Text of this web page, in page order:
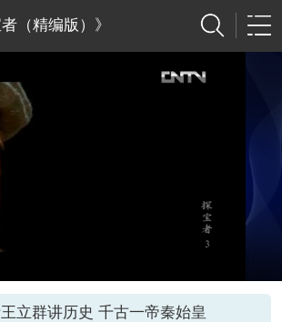
者（精编版）》
立群讲历史 千古一帝秦始皇